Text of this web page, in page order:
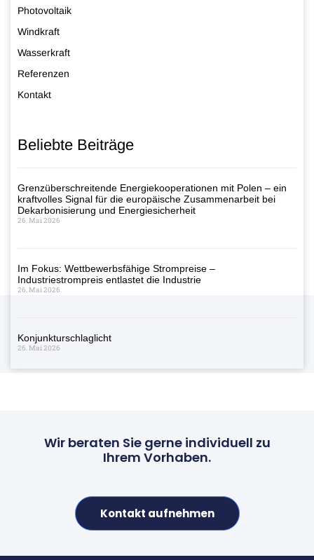
Photovoltaik
Windkraft
Wasserkraft
Referenzen
Kontakt
Beliebte Beiträge
Grenzüberschreitende Energiekooperationen mit Polen – ein
kraftvolles Signal für die europäische Zusammenarbeit bei
Dekarbonisierung und Energiesicherheit
26. Mai 2026
Im Fokus: Wettbewerbsfähige Strompreise –
Industriestrompreis entlastet die Industrie
26. Mai 2026
Konjunkturschlaglicht
26. Mai 2026
Wir beraten Sie gerne individuell zu
Ihrem Vorhaben.
Kontakt aufnehmen